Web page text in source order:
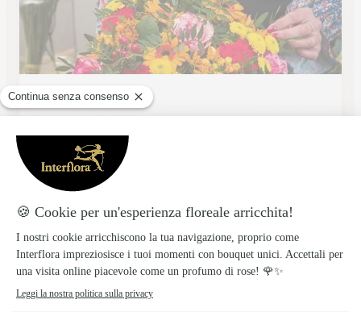
Santamaria Luisa
★2.6 (5)
Via delle Poste 13
Vedi il negozio